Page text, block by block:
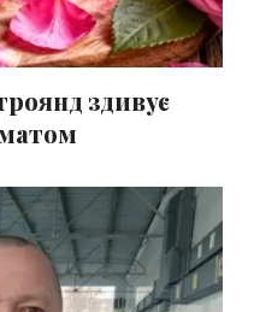
здивує